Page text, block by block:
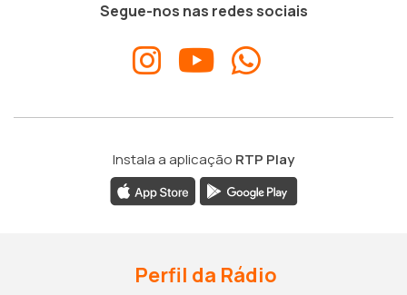
Segue-nos nas redes sociais
Instala a aplicação RTP Play
Perfil da Rádio